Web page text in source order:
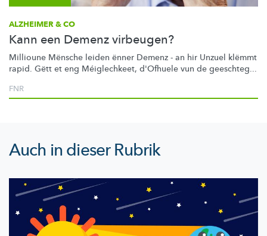
ALZHEIMER & CO
Kann een Demenz virbeugen?
Millioune Mënsche leiden ënner Demenz - an hir Unzuel klëmmt
rapid. Gëtt et eng Méiglechkeet, d'Ofhuele vun de geeschteg...
FNR
Auch in dieser Rubrik